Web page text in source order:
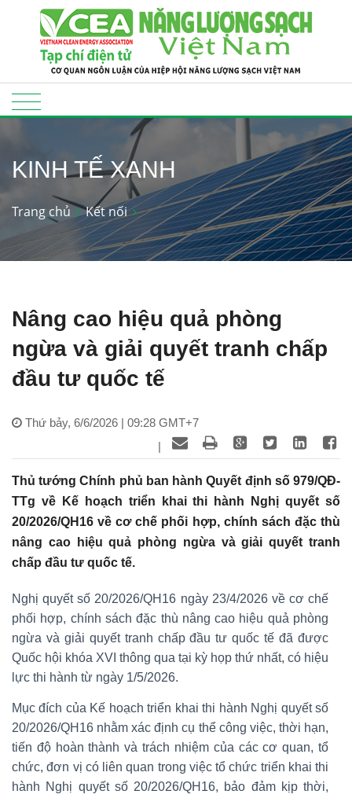
KINH TẾ XANH
Trang chủ Kết nối
Nâng cao hiệu quả phòng
ngừa và giải quyết tranh chấp
đầu tư quốc tế
Thứ bảy, 6/6/2026 | 09:28 GMT+7
|
Thủ tướng Chính phủ ban hành Quyết định số 979/QĐ-
TTg về Kế hoạch triển khai thi hành Nghị quyết số
20/2026/QH16 về cơ chế phối hợp, chính sách đặc thù
nâng cao hiệu quả phòng ngừa và giải quyết tranh
chấp đầu tư quốc tế.
Nghị quyết số 20/2026/QH16 ngày 23/4/2026 về cơ chế
phối hợp, chính sách đặc thù nâng cao hiệu quả phòng
ngừa và giải quyết tranh chấp đầu tư quốc tế đã được
Quốc hội khóa XVI thông qua tại kỳ họp thứ nhất, có hiệu
lực thi hành từ ngày 1/5/2026.
Mục đích của Kế hoạch triển khai thi hành Nghị quyết số
20/2026/QH16 nhằm xác định cụ thể công việc, thời hạn,
tiến độ hoàn thành và trách nhiệm của các cơ quan, tổ
chức, đơn vị có liên quan trong việc tổ chức triển khai thi
hành Nghị quyết số 20/2026/QH16, bảo đảm kịp thời,